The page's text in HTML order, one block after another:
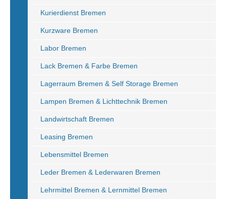
Kurierdienst Bremen
Kurzware Bremen
Labor Bremen
Lack Bremen & Farbe Bremen
Lagerraum Bremen & Self Storage Bremen
Lampen Bremen & Lichttechnik Bremen
Landwirtschaft Bremen
Leasing Bremen
Lebensmittel Bremen
Leder Bremen & Lederwaren Bremen
Lehrmittel Bremen & Lernmittel Bremen